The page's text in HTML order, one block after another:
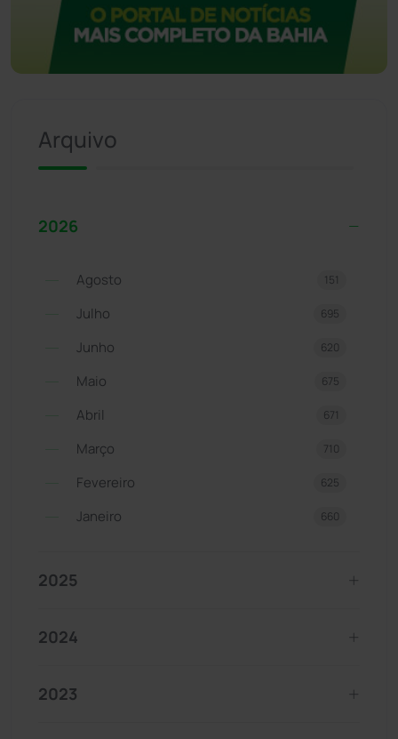
Arquivo
2026
Agosto 151
Julho 695
Junho 620
Maio 675
Abril 671
Março 710
Fevereiro 625
Janeiro 660
2025
2024
2023